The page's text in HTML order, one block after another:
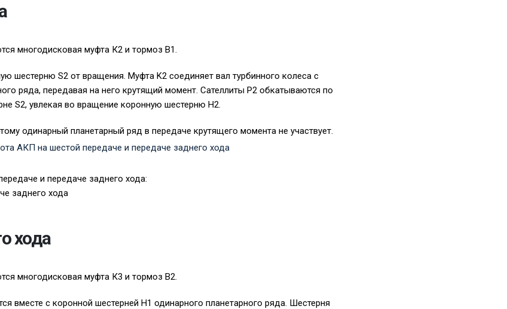
многодисковая муфта К2 и тормоз В1.
шестерню S2 от вращения. Муфта K2 соединяет вал турбинного колеса с
ряда, передавая на него крутящий момент. Сателлиты P2 обкатываются по
S2, увлекая во вращение коронную шестерню H2.
одинарный планетарный ряд в передаче крутящего момента не участвует.
и передаче заднего хода:
заднего хода
хода
многодисковая муфта К3 и тормоз В2.
вместе с коронной шестерней H1 одинарного планетарного ряда. Шестерня